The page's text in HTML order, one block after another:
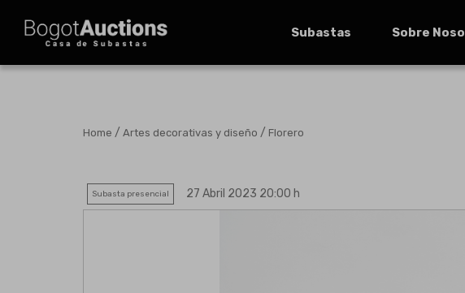
Subastas Sobre
Home / Artes decorativas y diseño / Florero
Subasta presencial 27 Abril 2023 20:00 h